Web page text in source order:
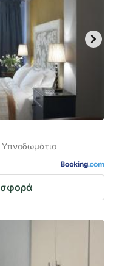
Υπνοδωμάτιο